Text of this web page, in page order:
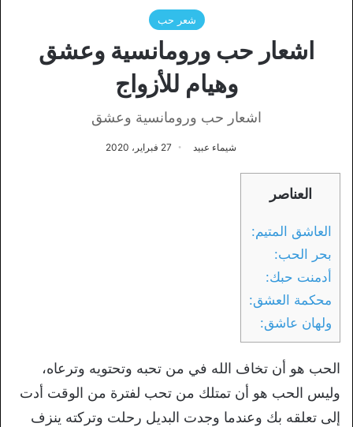
شعر حب
اشعار حب ورومانسية وعشق
وهيام للأزواج
اشعار حب ورومانسية وعشق
شيماء عبيد 27 فبراير، 2020
العناصر
العاشق المتيم:
بحر الحب:
أدمنت حبك:
محكمة العشق:
ولهان عاشق:
الحب هو أن تخاف الله في من تحبه وتحتويه وترعاه،
وليس الحب هو أن تمتلك من تحب لفترة من الوقت أدت
إلى تعلقه بك وعندما وجدت البديل رحلت وتركته ينزف